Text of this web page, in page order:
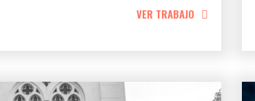
VER TRABAJO